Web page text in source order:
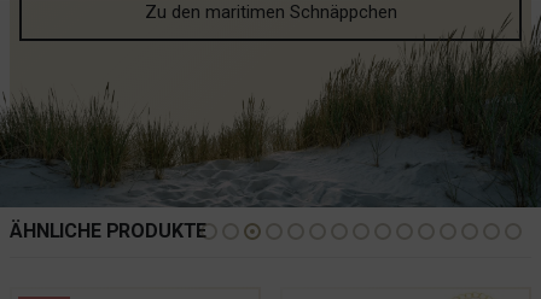
Zu den maritimen Schnäppchen
ÄHNLICHE PRODUKTE